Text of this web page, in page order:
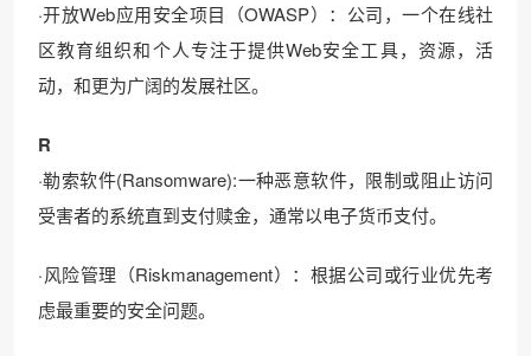
·开放Web应用安全项目（OWASP）：公司，一个在线社
区教育组织和个人专注于提供Web安全工具，资源，活
动，和更为广阔的发展社区。
R
·勒索软件(Ransomware):一种恶意软件，限制或阻止访问
受害者的系统直到支付赎金，通常以电子货币支付。
·风险管理（Riskmanagement）：根据公司或行业优先考
虑最重要的安全问题。